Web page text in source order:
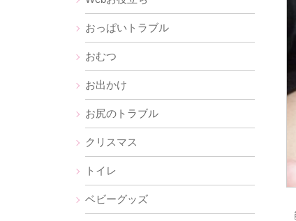
おっぱいトラブル
おむつ
お出かけ
お尻のトラブル
クリスマス
トイレ
ベビーグッズ